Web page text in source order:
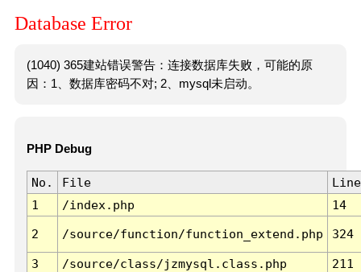
Database Error
(1040) 365建站错误警告：连接数据库失败，可能的原
因：1、数据库密码不对; 2、mysql未启动。
PHP Debug
No. File
Line
1
/index.php 14
2 /source/function/function_extend.php 324
3 /source/class/jzmysql.class.php
211